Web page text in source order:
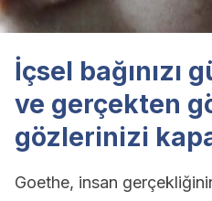
İçsel bağınızı
ve gerçekten
gözlerinizi
Goethe, insan